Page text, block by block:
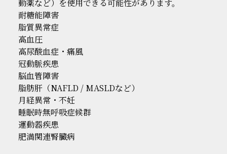
動薬など）を使用できる可能性があります。
耐糖能障害
脂質異常症
高血圧
高尿酸血症・痛風
冠動脈疾患
脳血管障害
脂肪肝（NAFLD / MASLDなど）
月経異常・不妊
睡眠時無呼吸症候群
運動器疾患
肥満関連腎臓病